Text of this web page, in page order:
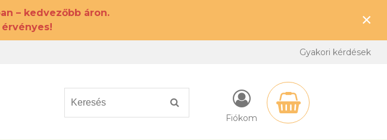
– kedvezőbb áron.
×
Gyakori kérdések
Fiókom